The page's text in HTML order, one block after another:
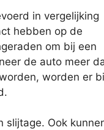
in vergelijking
hebben op de
om bij een
de auto meer
worden er
slijtage. Ook